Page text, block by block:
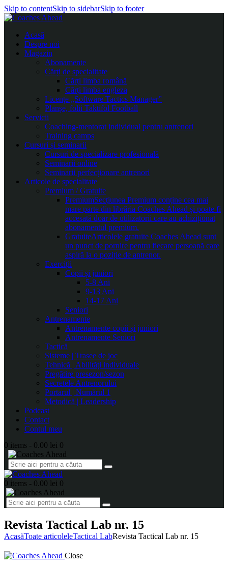
Skip to contentSkip to sidebarSkip to footer
Acasă
Despre noi
Magazin
Abonamente
Cărți de specialitate
Cărți limba română
Cărți limba engleza
Licențe „Software Tactics Manager”
Planșe, folii Taktifol Football
Servicii
Coaching-mentorat individual pentru antrenori
Training camps
Cursuri și seminarii
Cursuri de specializare profesională
Seminarii online
Seminarii perfecționare antrenori
Articole de specialitate
Premium / Gratuite
PremiumSecțiunea Premium conține cea mai
mare parte din librăria Coaches Ahead și poate fi
accesată doar de utilizatorii care au achiziționat
abonamentul premium.
GratuiteArticolele gratuite Coaches Ahead sunt
un punct de pornire pentru fiecare persoană care
aspiră la o poziție de antrenor.
Exerciții
Copii și juniori
5-8 Ani
9-13 Ani
14-17 Ani
Seniori
Antrenamente
Antrenamente copii și juniori
Antrenamente Seniori
Tactică
Sisteme | Trasee de joc
Tehnică | Abilități individuale
Pregătire presezon/sezon
Secretele Antrenorului
Portarul | Numărul 1
Metodică | Leadership
Podcast
Contact
Contul meu
0 items - 0.00 lei 0
0 items - 0.00 lei 0
Revista Tactical Lab nr. 15
AcasăToate articoleleTactical LabRevista Tactical Lab nr. 15
Close